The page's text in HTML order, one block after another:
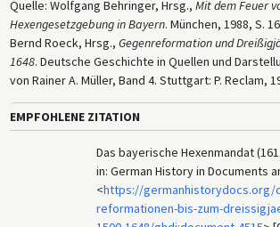
Quelle: Wolfgang Behringer, Hrsg., Mit dem Feuer
Hexengesetzgebung in Bayern. München, 1988, S.
Bernd Roeck, Hrsg., Gegenreformation und
1648. Deutsche Geschichte in Quellen und
von Rainer A. Müller, Band 4. Stuttgart: P. Reclam,
EMPFOHLENE ZITATION
Das bayerische Hexenmandat
in: German History in Documents
<https://germanhistorydocs.org/
reformationen-bis-zum-